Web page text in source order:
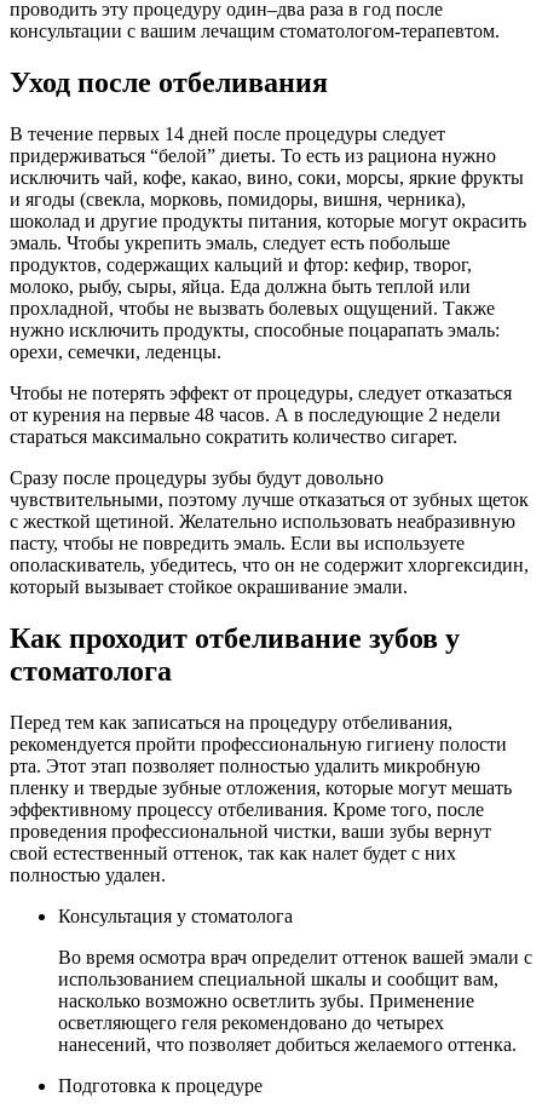
проводить эту процедуру один–два раза в год после
консультации с вашим лечащим стоматологом-терапевтом.
Уход после отбеливания
В течение первых 14 дней после процедуры следует
придерживаться “белой” диеты. То есть из рациона нужно
исключить чай, кофе, какао, вино, соки, морсы, яркие фрукты
и ягоды (свекла, морковь, помидоры, вишня, черника),
шоколад и другие продукты питания, которые могут окрасить
эмаль. Чтобы укрепить эмаль, следует есть побольше
продуктов, содержащих кальций и фтор: кефир, творог,
молоко, рыбу, сыры, яйца. Еда должна быть теплой или
прохладной, чтобы не вызвать болевых ощущений. Также
нужно исключить продукты, способные поцарапать эмаль:
орехи, семечки, леденцы.
Чтобы не потерять эффект от процедуры, следует отказаться
от курения на первые 48 часов. А в последующие 2 недели
стараться максимально сократить количество сигарет.
Сразу после процедуры зубы будут довольно
чувствительными, поэтому лучше отказаться от зубных щеток
с жесткой щетиной. Желательно использовать неабразивную
пасту, чтобы не повредить эмаль. Если вы используете
ополаскиватель, убедитесь, что он не содержит хлоргексидин,
который вызывает стойкое окрашивание эмали.
Как проходит отбеливание зубов у
стоматолога
Перед тем как записаться на процедуру отбеливания,
рекомендуется пройти профессиональную гигиену полости
рта. Этот этап позволяет полностью удалить микробную
пленку и твердые зубные отложения, которые могут мешать
эффективному процессу отбеливания. Кроме того, после
проведения профессиональной чистки, ваши зубы вернут
свой естественный оттенок, так как налет будет с них
полностью удален.
Консультация у стоматолога
Во время осмотра врач определит оттенок вашей эмали с
использованием специальной шкалы и сообщит вам,
насколько возможно осветлить зубы. Применение
осветляющего геля рекомендовано до четырех
нанесений, что позволяет добиться желаемого оттенка.
Подготовка к процедуре